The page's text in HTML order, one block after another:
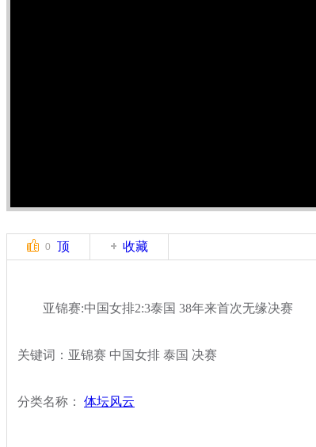
0 顶 收藏
亚锦赛:中国女排2:3泰国 38年来首次无缘决赛
关键词：亚锦赛 中国女排 泰国 决赛
分类名称： 体坛风云